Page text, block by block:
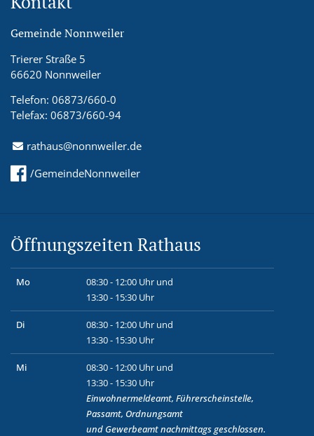
Gemeinde Nonnweiler
Trierer Straße 5
66620 Nonnweiler
Telefon: 06873/660-0
Telefax: 06873/660-94
rathaus@nonnweiler.de
/GemeindeNonnweiler
Öffnungszeiten Rathaus
Mo
08:30 - 12:00 Uhr und
13:30 - 15:30 Uhr
Di
08:30 - 12:00 Uhr und
13:30 - 15:30 Uhr
Mi
08:30 - 12:00 Uhr und
13:30 - 15:30 Uhr
Einwohnermeldeamt, Führerscheinstelle,
Passamt, Ordnungsamt
und Gewerbeamtnachmittags geschlossen.